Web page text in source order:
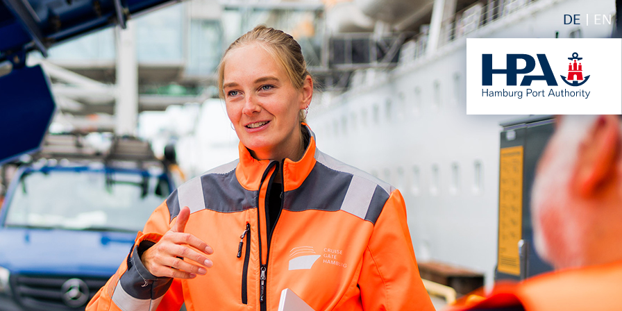
DE EN
Center der HPA
aller Verkehrsmeldungen im Hafen am